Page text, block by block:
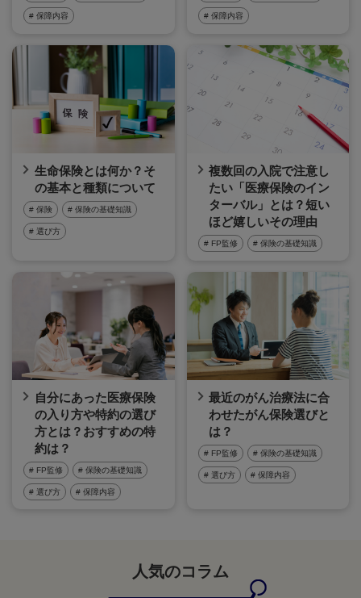
# 保障内容 # 保障内容
生命保険とは何か？そ
の基本と種類について
# 保険 # 保険の基礎知識
# 選び方
複数回の入院で注意し
たい「医療保険のイン
ターバル」とは？短い
ほど嬉しいその理由
# FP監修 # 保険の基礎知識
自分にあった医療保険
の入り方や特約の選び
方とは？おすすめの特
約は？
# FP監修 # 保険の基礎知識
# 選び方 # 保障内容
最近のがん治療法に合
わせたがん保険選びと
は？
# FP監修 # 保険の基礎知識
# 選び方 # 保障内容
人気のコラム